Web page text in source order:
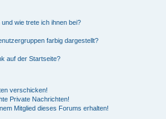
wie trete ich ihnen bei?
farbig dargestellt?
auf der Startseite?
verschicken!
Private Nachrichten!
Mitglied dieses Forums erhalten!